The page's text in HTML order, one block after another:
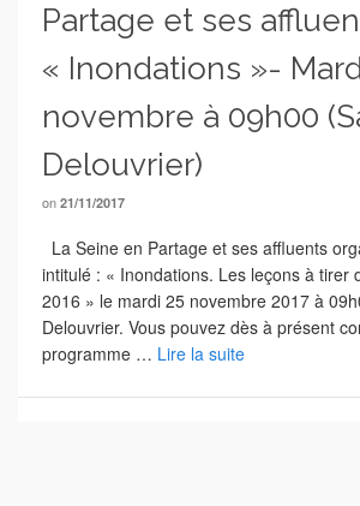
Partage et ses
« Inondations »-
novembre à 09h00
Delouvrier)
on 21/11/2017
La Seine en Partage et ses affluents
intitulé : « Inondations. Les leçons à tirer
2016 » le mardi 25 novembre 2017 à
Delouvrier. Vous pouvez dès à présent
programme … Lire la suite